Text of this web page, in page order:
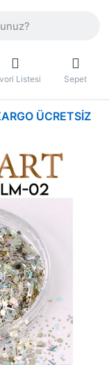
Listesi Sepet
ÜCRETSIZ